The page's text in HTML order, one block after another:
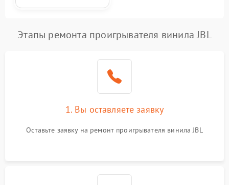
Этапы ремонта проигрывателя винила JBL
1. Вы оставляете заявку
Оставьте заявку на ремонт проигрывателя винила JBL